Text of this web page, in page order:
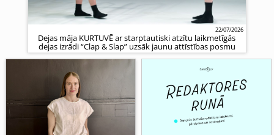
22/07/2026
Dejas māja KURTUVĒ ar starptautiski atzītu laikmetīgās
dejas izrādi “Clap & Slap” uzsāk jaunu attīstības posmu